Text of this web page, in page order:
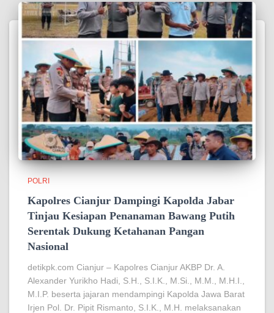
POLRI
Kapolres Cianjur Dampingi Kapolda Jabar
Tinjau Kesiapan Penanaman Bawang Putih
Serentak Dukung Ketahanan Pangan
Nasional
detikpk.com Cianjur – Kapolres Cianjur AKBP Dr. A.
Alexander Yurikho Hadi, S.H., S.I.K., M.Si., M.M., M.H.I.,
M.I.P. beserta jajaran mendampingi Kapolda Jawa Barat
Irjen Pol. Dr. Pipit Rismanto, S.I.K., M.H. melaksanakan